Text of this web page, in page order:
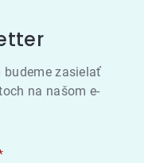
budeme zasielať
na našom e-